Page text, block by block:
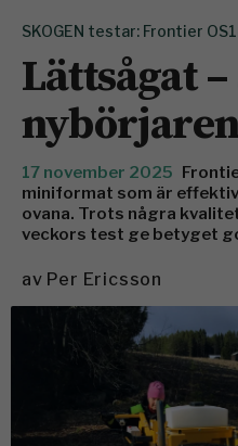
SKOGEN testar: Frontier
Lättsågat
nybörjaren
17 november 2025
miniformat som är
ovana. Trots några
veckors test ge betyget
av Per Ericsson